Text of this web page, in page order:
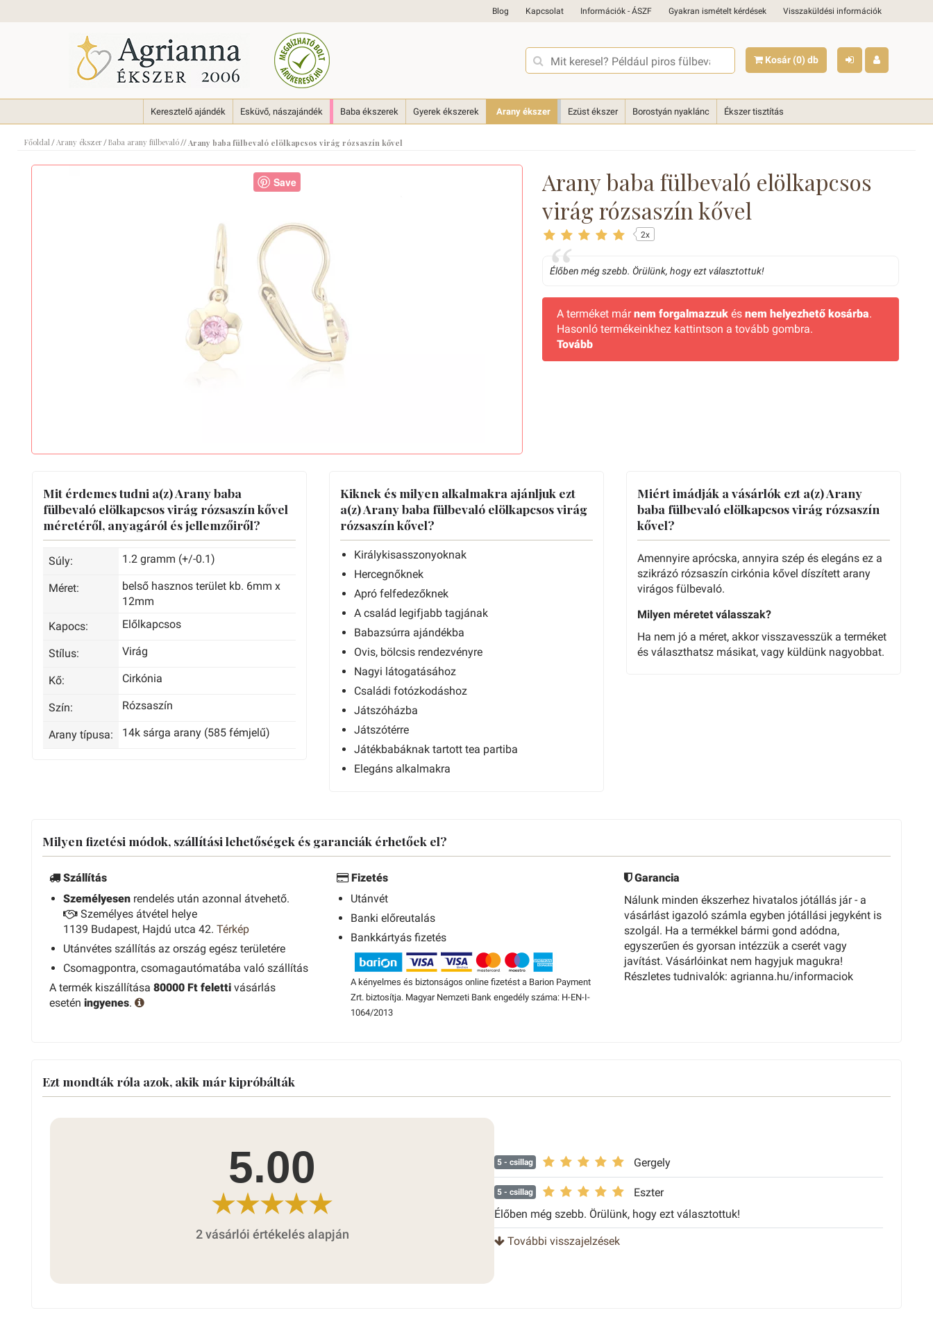
Blog Kapcsolat Információk - ÁSZF Gyakran ismételt kérdések Visszaküldési információk
Kosár (0) db
Keresztelő ajándék Esküvő, nászajándék Baba ékszerek Gyerek ékszerek Arany ékszer Ezüst ékszer Borostyán nyaklánc Ékszer tisztítás
Főoldal/Arany ékszer/Baba arany fülbevaló//Arany baba fülbevaló elölkapcsos virág rózsaszín kővel
Save
Arany baba fülbevaló elölkapcsos
virág rózsaszín kővel
2x
Élőben még szebb. Örülünk, hogy ezt választottuk!
A terméket márnem forgalmazzukés nem helyezhető kosárba.
Hasonló termékeinkhez kattintson a tovább gombra.
Tovább
Mit érdemes tudni a(z) Arany baba
fülbevaló elölkapcsos virág rózsaszín kővel
méretéről, anyagáról és jellemzőiről?
Súly: 1.2 gramm (+/-0.1)
Méret:
belső hasznos terület kb. 6mm x
12mm
Kapocs:
Előlkapcsos
Stílus: Virág
Kő: Cirkónia
Szín: Rózsaszín
Arany típusa: 14k sárga arany (585 fémjelű)
Kiknek és milyen alkalmakra ajánljuk ezt
a(z) Arany baba fülbevaló elölkapcsos virág
rózsaszín kővel?
Királykisasszonyoknak
Hercegnőknek
Apró felfedezőknek
A család legifjabb tagjának
Babazsúrra ajándékba
Ovis, bölcsis rendezvényre
Nagyi látogatásához
Családi fotózkodáshoz
Játszóházba
Játszótérre
Játékbabáknak tartott tea partiba
Elegáns alkalmakra
Miért imádják a vásárlók ezt a(z) Arany
baba fülbevaló elölkapcsos virág rózsaszín
kővel?
Amennyire aprócska, annyira szép és elegáns ez a
szikrázó rózsaszín cirkónia kővel díszített arany
virágos fülbevaló.
Milyen méretet válasszak?
Ha nem jó a méret, akkor visszavesszük a terméket
és választhatsz másikat, vagy küldünk nagyobbat.
Milyen fizetési módok, szállítási lehetőségek és garanciák érhetőek el?
Szállítás
Személyesen rendelés után azonnal átvehető.
Személyes átvétel helye
1139 Budapest, Hajdú utca 42. Térkép
Utánvétes szállítás az ország egész területére
Csomagpontra, csomagautómatába való szállítás
A termék kiszállítása 80000 Ft feletti vásárlás
esetén ingyenes.
Fizetés
Utánvét
Banki előreutalás
Bankkártyás fizetés
A kényelmes és biztonságos online fizetést a Barion Payment
Zrt. biztosítja. Magyar Nemzeti Bank engedély száma: H-EN-I-
1064/2013
Garancia
Nálunk minden ékszerhez hivatalos jótállás jár - a
vásárlást igazoló számla egyben jótállási jegyként is
szolgál. Ha a termékkel bármi gond adódna,
egyszerűen és gyorsan intézzük a cserét vagy
javítást. Vásárlóinkat nem hagyjuk magukra!
Részletes tudnivalók: agrianna.hu/informaciok
Ezt mondták róla azok, akik már kipróbálták
5.00
2 vásárlói értékelés alapján
5 - csillag Gergely
5 - csillag
Eszter
Élőben még szebb. Örülünk, hogy ezt választottuk!
További visszajelzések